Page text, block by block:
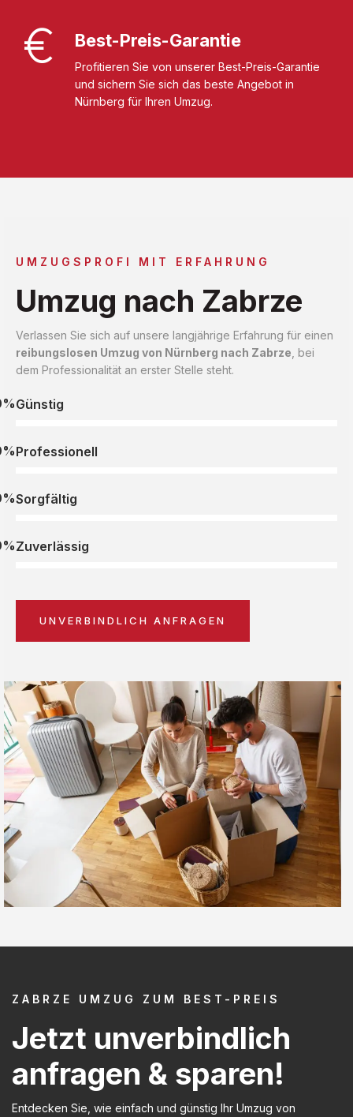
Best-Preis-Garantie
Profitieren Sie von unserer Best-Preis-Garantie
und sichern Sie sich das beste Angebot in
Nürnberg für Ihren Umzug.
UMZUGSPROFI MIT ERFAHRUNG
Umzug nach Zabrze
Verlassen Sie sich auf unsere langjährige Erfahrung für einen
reibungslosen Umzug von Nürnberg nach Zabrze , bei
dem Professionalität an erster Stelle steht.
Günstig
Professionell
Sorgfältig
Zuverlässig
UNVERBINDLICH ANFRAGEN
ZABRZE UMZUG ZUM BEST-PREIS
Jetzt unverbindlich
anfragen & sparen!
Entdecken Sie, wie einfach und günstig Ihr Umzug von